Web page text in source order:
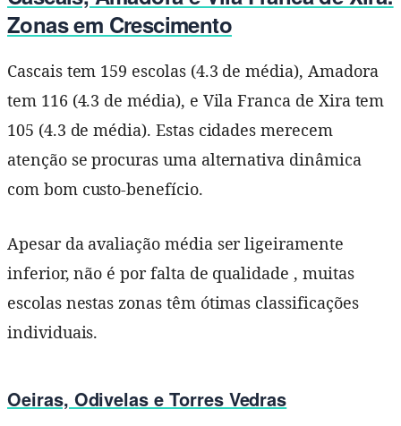
Zonas em Crescimento
Cascais tem 159 escolas (4.3 de média), Amadora
tem 116 (4.3 de média), e Vila Franca de Xira tem
105 (4.3 de média). Estas cidades merecem
atenção se procuras uma alternativa dinâmica
com bom custo-benefício.
Apesar da avaliação média ser ligeiramente
inferior, não é por falta de qualidade , muitas
escolas nestas zonas têm ótimas classificações
individuais.
Oeiras, Odivelas e Torres Vedras